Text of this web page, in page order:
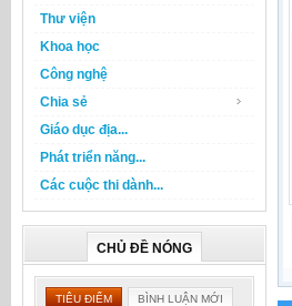
Thư viện
Khoa học
Công nghệ
Chia sẻ
Giáo dục địa...
Phát triển năng...
Các cuộc thi dành...
CHỦ ĐỀ NÓNG
TIÊU ĐIỂM BÌNH LUẬN MỚI